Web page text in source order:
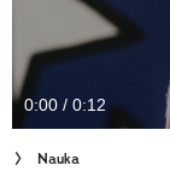
Newsletter
Cuda Polski
Wielki Konkurs
0:00 / 0:12
Nauka